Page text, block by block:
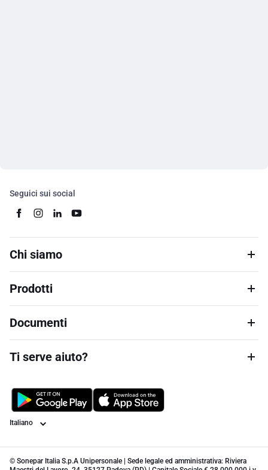
Seguici sui social
Chi siamo
Prodotti
Documenti
Ti serve aiuto?
Lingua
© Sonepar Italia S.p.A Unipersonale | Sede legale ed amministrativa: Riviera